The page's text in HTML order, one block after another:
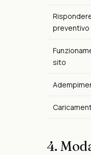
preventivo
sito
4.